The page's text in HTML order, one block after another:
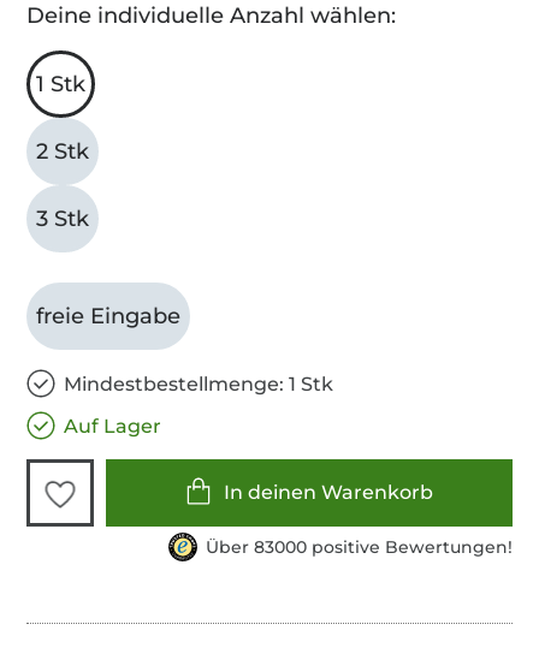
Deine individuelle Anzahl wählen:
1 Stk
2 Stk
3 Stk
freie Eingabe
Mindestbestellmenge: 1 Stk
Auf Lager
In deinen Warenkorb
Über 83000 positive Bewertungen!